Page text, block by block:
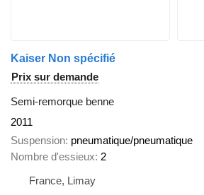
Kaiser Non spécifié
Prix sur demande
Semi-remorque benne
2011
Suspension pneumatique/pneumatique
Nombre d'essieux 2
France, Limay